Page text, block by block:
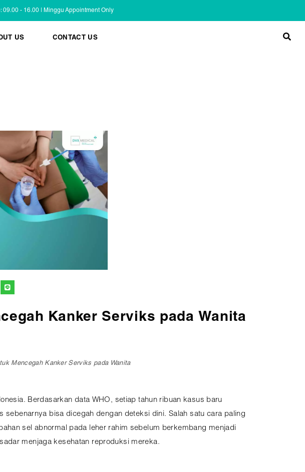
09.00 - 16.00 | Minggu Appointment Only
US CONTACT US
Kanker Serviks pada Wanita
Mencegah Kanker Serviks pada Wanita
Berdasarkan data WHO, setiap tahun ribuan kasus baru
bisa dicegah dengan deteksi dini. Salah satu cara paling
sel abnormal pada leher rahim sebelum berkembang menjadi
menjaga kesehatan reproduksi mereka.